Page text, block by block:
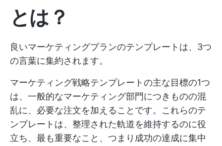
とは？
良いマーケティングプランのテンプレートは、3つ
の言葉に集約されます。
マーケティング戦略テンプレートの主な目標の1つ
は、一般的なマーケティング部門につきものの混
乱に、必要な注文を加えることです。これらのテ
ンプレートは、整理された軌道を維持するのに役
立ち、最も重要なこと、つまり成功の達成に集中